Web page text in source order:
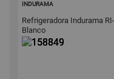
INDURAMA
Refrigeradora Indurama
Blanco